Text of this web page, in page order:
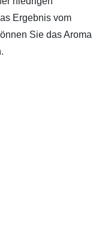
Ergebnis vom
Sie das Aroma